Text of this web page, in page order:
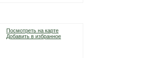
Посмотреть на карте
Добавить в избранное